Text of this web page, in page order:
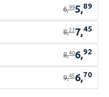
6,995,89
8,237,45
8,406,92
9,456,70